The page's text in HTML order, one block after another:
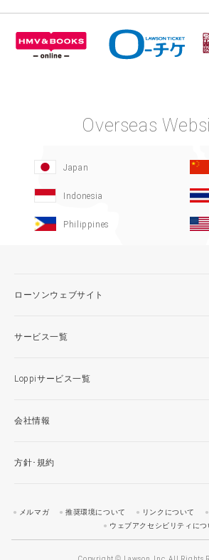
Overseas
Japan
Indonesia
Philippines
ローソンウェブサイト
サービス一覧
Loppiサービス一覧
会社情報
方針･規約
メルマガ 推奨環境について リンクについて
ウェブアクセシビリティにつ